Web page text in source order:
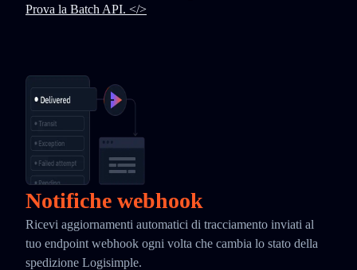
Prova la Batch API. </>
Notifiche webhook
Ricevi aggiornamenti automatici di tracciamento inviati al
tuo endpoint webhook ogni volta che cambia lo stato della
spedizione Logisimple.